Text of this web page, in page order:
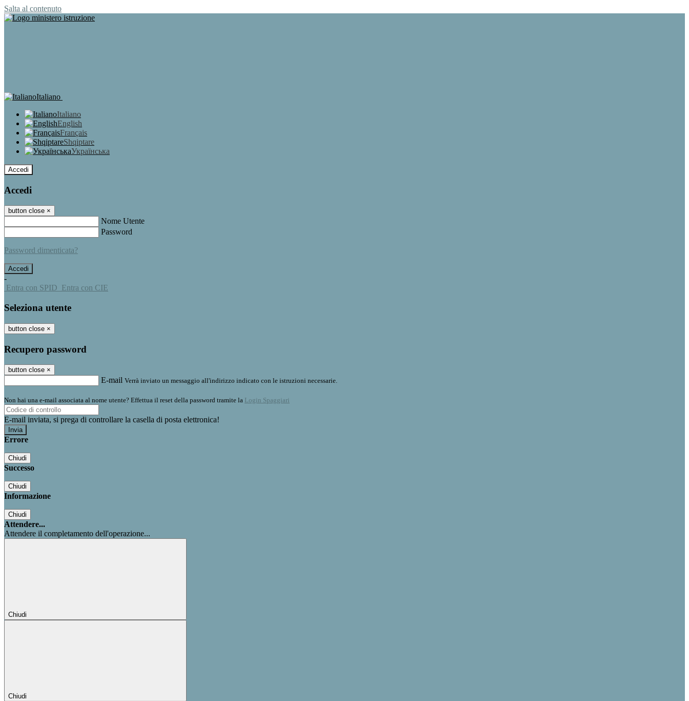
Salta al contenuto
Italiano
Italiano
English
Français
Shqiptare
Українська
Accedi
Accedi
button close ×
Nome Utente
Password
Password dimenticata?
-
Entra con SPID Entra con CIE
Seleziona utente
button close ×
Recupero password
button close ×
E-mail Verrà inviato un messaggio all'indirizzo indicato con le istruzioni necessarie.
Non hai una e-mail associata al nome utente? Effettua il reset della password tramite la Login Spaggiari
E-mail inviata, si prega di controllare la casella di posta elettronica!
Errore
Chiudi
Successo
Chiudi
Informazione
Chiudi
Attendere...
Attendere il completamento dell'operazione...
Chiudi
Chiudi